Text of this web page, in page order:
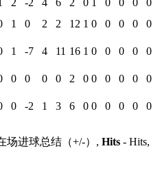
2 -2 4 6 2 0 1 0 0 0
0
1 0 2 2 12 1 0 0 0 0
0
1 -7 4 11 16 1 0 0 0 0
0
0 0 0 0 2 0 0 0 0 0
0
0 -2 1 3 6 0 0 0 0 0
0
场进球总结（+/-）, Hits - Hits,